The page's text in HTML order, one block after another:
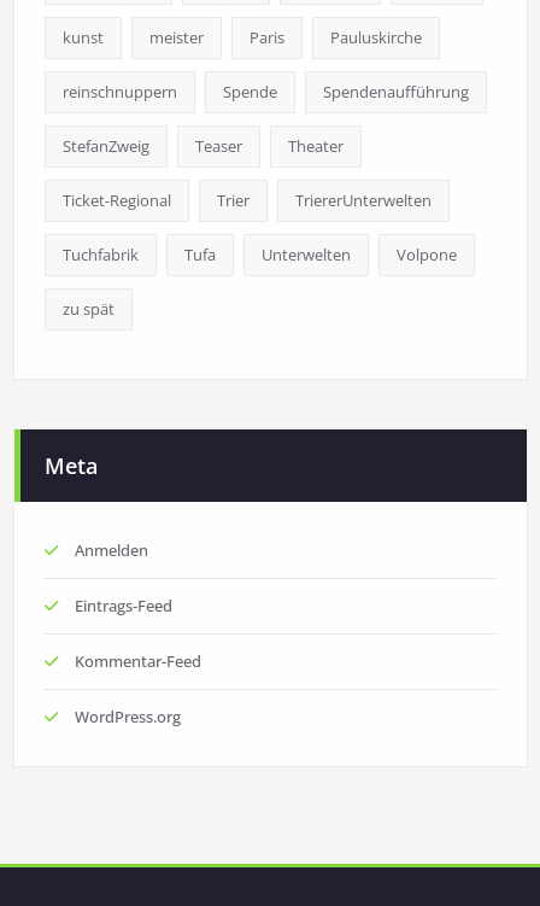
kunst meister Paris Pauluskirche
reinschnuppern Spende Spendenaufführung
StefanZweig Teaser Theater
Ticket-Regional Trier TriererUnterwelten
Tuchfabrik Tufa Unterwelten Volpone
zu spät
Meta
Anmelden
Eintrags-Feed
Kommentar-Feed
WordPress.org